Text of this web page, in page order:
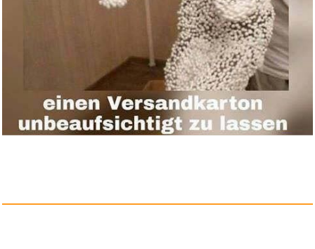
Principles of Parallel Program...
Anzeige